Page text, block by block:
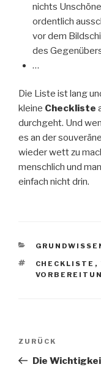
nichts
ordentlich
vor dem
des
…
Die Liste ist lang
kleine Checkliste
durchgeht. Und
es an der
wieder wett zu
menschlich und
einfach nicht drin.
KATEGORIEN
CHECKLISTE ,
Vorheriger
Beitrag
ZURÜCK
Die